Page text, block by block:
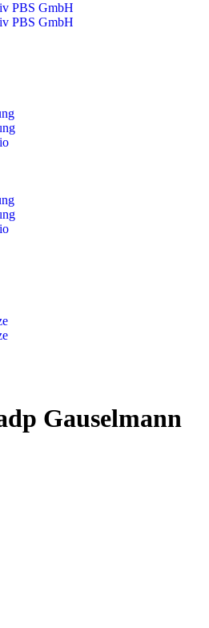
PBS GmbH
PBS GmbH
Gauselmann